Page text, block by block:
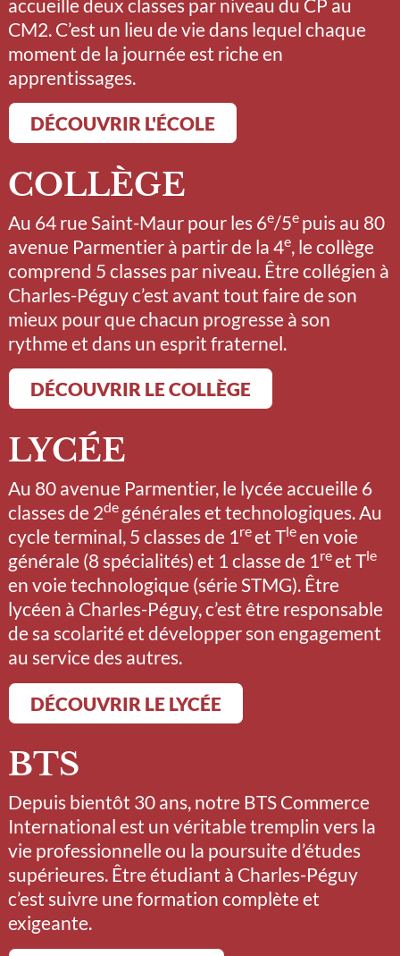
accueille deux classes par niveau du CP au
CM2. C’est un lieu de vie dans lequel chaque
moment de la journée est riche en
apprentissages.
DÉCOUVRIR L'ÉCOLE
COLLÈGE
Au 64 rue Saint-Maur pour les 6e/5e puis au 80
avenue Parmentier à partir de la 4e, le collège
comprend 5 classes par niveau. Être collégien à
Charles-Péguy c’est avant tout faire de son
mieux pour que chacun progresse à son
rythme et dans un esprit fraternel.
DÉCOUVRIR LE COLLÈGE
LYCÉE
Au 80 avenue Parmentier, le lycée accueille 6
classes de 2de générales et technologiques. Au
cycle terminal, 5 classes de 1reet Tleen voie
générale (8 spécialités) et 1 classe de 1reet Tle
en voie technologique (série STMG). Être
lycéen à Charles-Péguy, c’est être responsable
de sa scolarité et développer son engagement
au service des autres.
DÉCOUVRIR LE LYCÉE
BTS
Depuis bientôt 30 ans, notre BTS Commerce
International est un véritable tremplin vers la
vie professionnelle ou la poursuite d’études
supérieures. Être étudiant à Charles-Péguy
c’est suivre une formation complète et
exigeante.